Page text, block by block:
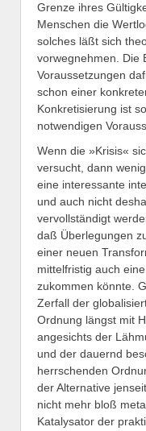
Grenze ihres
Menschen die
solches läßt sich
vorwegnehmen. Die
Voraussetzungen
schon einer
Konkretisierung ist
notwendigen
Wenn die »Krisis«
versucht, dann
eine interessante
und auch nicht
vervollständigt
daß Überlegungen
einer neuen
mittelfristig auch
zukommen könnte.
Zerfall der
Ordnung längst mit
angesichts der
und der dauernd
herrschenden
der Alternative
nicht mehr bloß
Katalysator der